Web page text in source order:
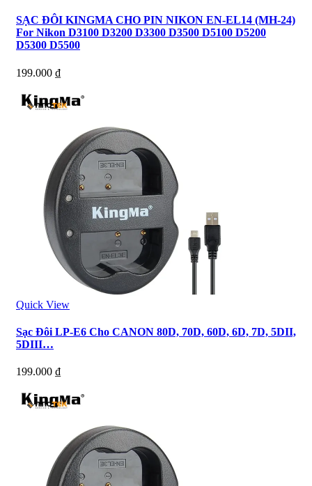
SẠC ĐÔI KINGMA CHO PIN NIKON EN-EL14 (MH-24)
For Nikon D3100 D3200 D3300 D3500 D5100 D5200
D5300 D5500
199.000 ₫
Quick View
Sạc Đôi LP-E6 Cho CANON 80D, 70D, 60D, 6D, 7D, 5DII,
5DIII…
199.000 ₫